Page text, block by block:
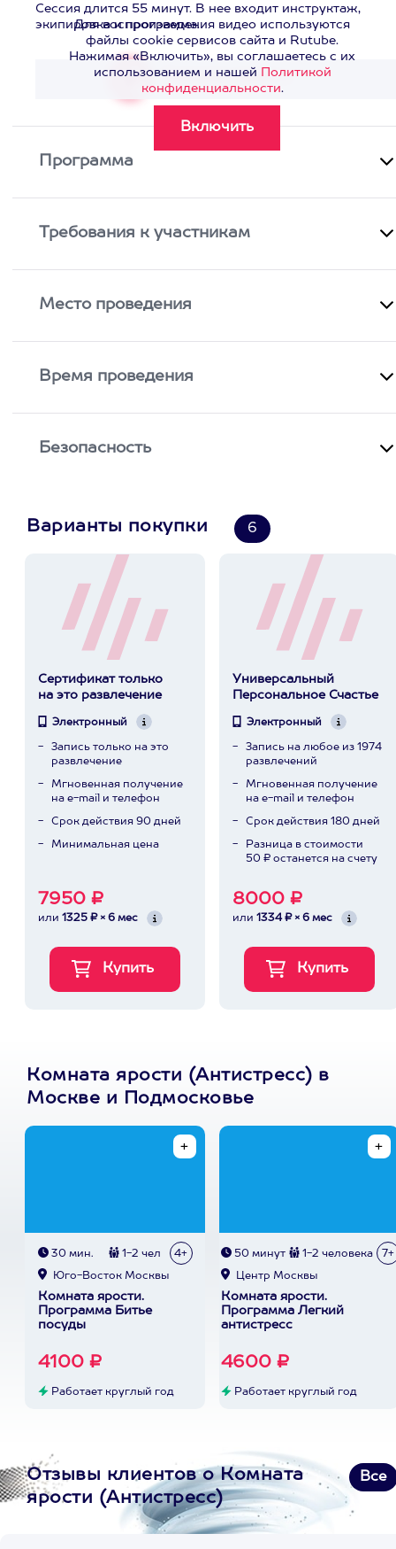
Сессия длится 55 минут. В нее входит инструктаж,
экипировка и программа.
Смотреть видео>
Для воспроизведения видео используются
файлы cookie сервисов сайта и Rutube.
Нажимая «Включить», вы соглашаетесь с их
использованием и нашей Политикой
конфиденциальности.
Программа
Требования к участникам
Место проведения
Время проведения
Безопасность
Варианты покупки 6
Сертификат только
на это развлечение
Электронный
Запись только на это
развлечение
Мгновенная получение
на e-mail и телефон
Срок действия 90 дней
Минимальная цена
7950 ₽
или 1325 ₽ × 6 мес
Универсальный
Персональное Счастье
Электронный
Запись на любое из 1974
развлечений
Мгновенная получение
на e-mail и телефон
Срок действия 180 дней
Разница в стоимости
50 ₽ останется на счету
8000 ₽
или 1334 ₽ × 6 мес
Комната ярости (Антистресс) в
Москве и Подмосковье
30 мин. 1-2 чел 4+
Юго-Восток Москвы
Комната ярости.
Программа Битье
посуды
4100 ₽
Работает круглый год
50 минут 1-2 человека 7+
Центр Москвы
Комната ярости.
Программа Легкий
антистресс
4600 ₽
Работает круглый год
Отзывы клиентов о Комната
ярости (Антистресс)
Все